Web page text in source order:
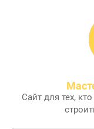
Сайт для тех,